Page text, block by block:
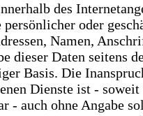
des
persönlicher oder
Namen,
dieser Daten seitens
Basis. Die
Dienste ist -
- auch ohne Angabe